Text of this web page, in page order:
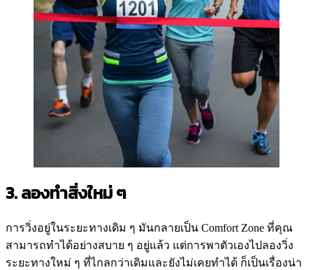
3. ลองทำสิ่งใหม่ ๆ
การวิ่งอยู่ในระยะทางเดิม ๆ มันกลายเป็น Comfort Zone ที่คุณ
สามารถทำได้อย่างสบาย ๆ อยู่แล้ว แต่การพาตัวเองไปลองวิ่ง
ระยะทางใหม่ ๆ ที่ไกลกว่าเดิมและยังไม่เคยทำได้ ก็เป็นเรื่องน่า